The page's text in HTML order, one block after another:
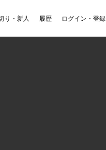
り・新人 履歴 ログイン・登録